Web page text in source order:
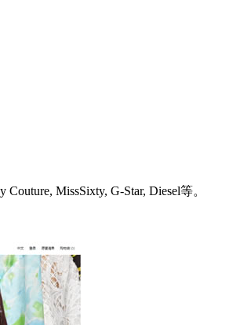
MissSixty, G-Star, Diesel等。